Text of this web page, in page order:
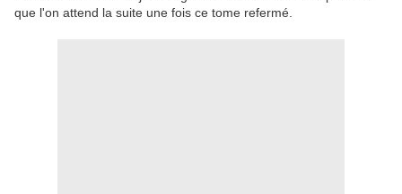
que l'on attend la suite une fois ce tome refermé.